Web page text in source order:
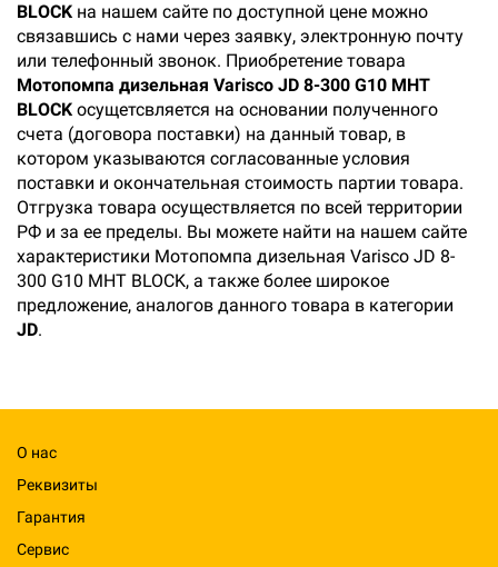
BLOCK на нашем сайте по доступной цене можно
связавшись с нами через заявку, электронную почту
или телефонный звонок. Приобретение товара
Мотопомпа дизельная Varisco JD 8-300 G10 MHT
BLOCK осущетсвляется на основании полученного
счета (договора поставки) на данный товар, в
котором указываются согласованные условия
поставки и окончательная стоимость партии товара.
Отгрузка товара осуществляется по всей территории
РФ и за ее пределы. Вы можете найти на нашем сайте
характеристики Мотопомпа дизельная Varisco JD 8-
300 G10 MHT BLOCK, а также более широкое
предложение, аналогов данного товара в категории
JD.
О нас
Реквизиты
Гарантия
Сервис